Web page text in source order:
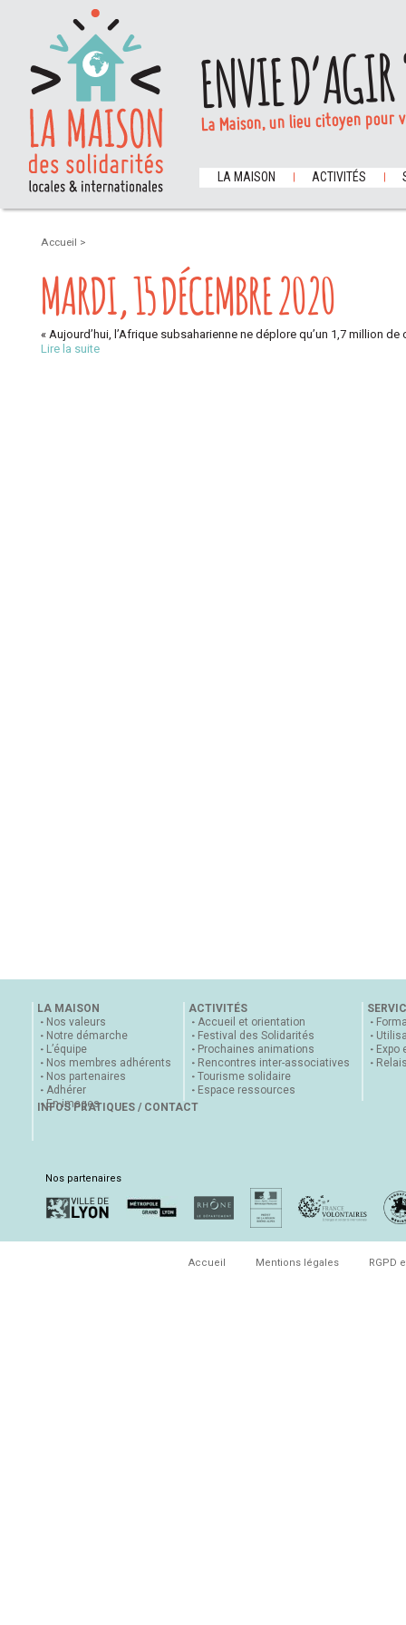
ENVIE
La Maison, un lieu citoyen
LA MAISON ACTIVITÉS
Accueil >
MARDI, 15 DÉCEMBRE 2020
« Aujourd’hui, l’Afrique subsaharienne ne déplore qu’un 1,7 million de
Lire la suite
LA MAISON
Nos valeurs
Notre démarche
L’équipe
Nos membres adhérents
Nos partenaires
Adhérer
En images
ACTIVITÉS
Accueil et orientation
Festival des Solidarités
Prochaines animations
Rencontres inter-associatives
Tourisme solidaire
Espace ressources
Expo
INFOS PRATIQUES / CONTACT
Nos partenaires
Accueil Mentions légales RGPD